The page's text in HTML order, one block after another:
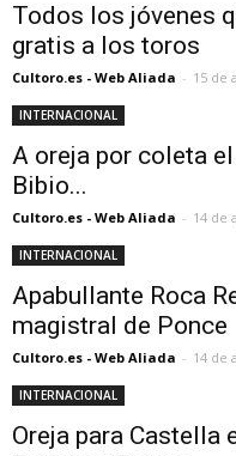
Todos los jóvenes
gratis a los toros
Cultoro.es - Web Aliada - 15 de
INTERNACIONAL
A oreja por coleta
Bibio...
Cultoro.es - Web Aliada - 14 de
INTERNACIONAL
Apabullante Roca
magistral de Ponce
Cultoro.es - Web Aliada - 14 de
INTERNACIONAL
Oreja para Castella